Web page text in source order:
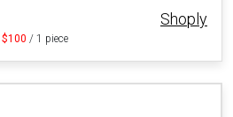
Shoply
$100 / 1 piece